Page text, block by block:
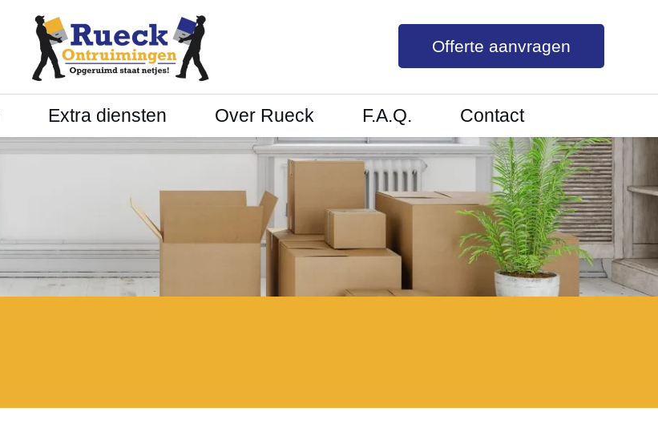
Offerte aanvragen
Extra diensten Over Rueck F.A.Q. Contact